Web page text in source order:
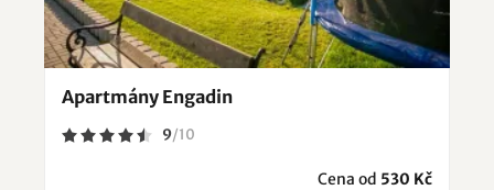
Apartmány Engadin
9/10
Cena od 530 Kč